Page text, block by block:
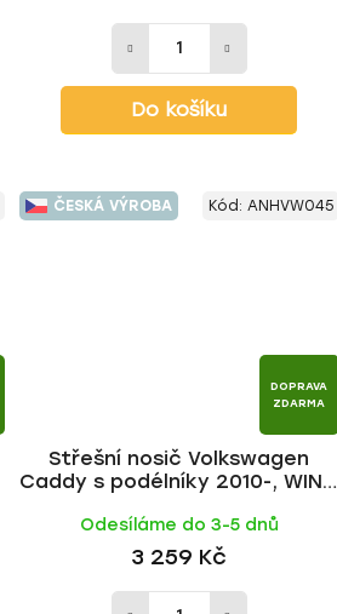
Do košíku
ČESKÁ VÝROBA
DOPRAVA
ZDARMA
Střešní nosič Volkswagen
Caddy s podélníky 2010-, WING
Odesíláme do 3-5 dnů
3 259 Kč
Kód: ANHVW045